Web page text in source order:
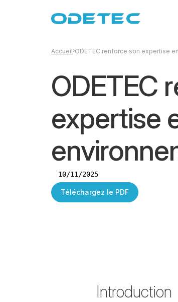
Accueil ODETEC renforce son expertise
ODETEC
expertise
10/11/2025
Téléchargez le PDF
Introduction